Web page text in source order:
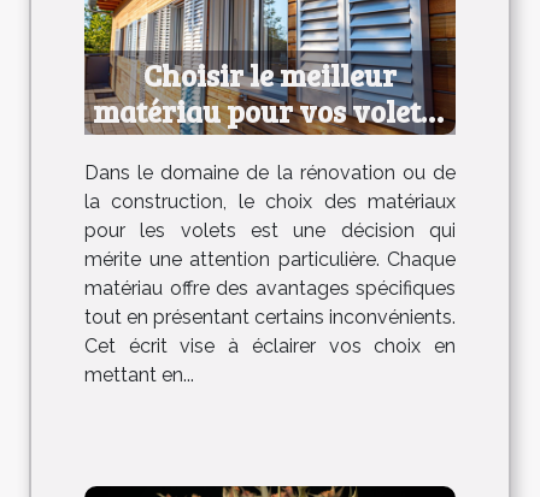
Choisir le meilleur
matériau pour vos volets :
avantages et
inconvénients
Dans le domaine de la rénovation ou de
la construction, le choix des matériaux
pour les volets est une décision qui
mérite une attention particulière. Chaque
matériau offre des avantages spécifiques
tout en présentant certains inconvénients.
Cet écrit vise à éclairer vos choix en
mettant en...